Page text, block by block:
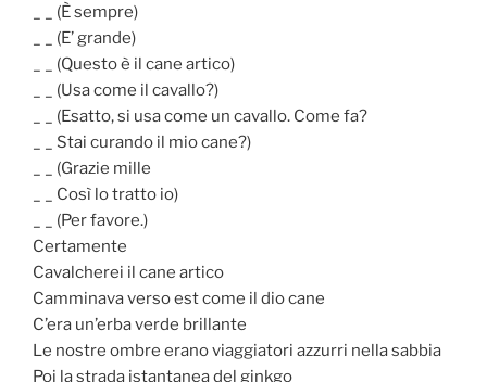
_ _ (È sempre)
_ _ (E’ grande)
_ _ (Questo è il cane artico)
_ _ (Usa come il cavallo?)
_ _ (Esatto, si usa come un cavallo. Come fa?
_ _ Stai curando il mio cane?)
_ _ (Grazie mille
_ _ Così lo tratto io)
_ _ (Per favore.)
Certamente
Cavalcherei il cane artico
Camminava verso est come il dio cane
C’era un’erba verde brillante
Le nostre ombre erano viaggiatori azzurri nella sabbia
Poi la strada istantanea del ginkgo